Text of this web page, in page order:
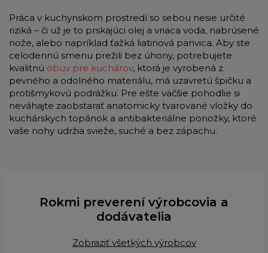
Práca v kuchynskom prostredí so sebou nesie určité
riziká – či už je to prskajúci olej a vriaca voda, nabrúsené
nože, alebo napríklad ťažká liatinová panvica. Aby ste
celodennú smenu prežili bez úhony, potrebujete
kvalitnú obuv pre kuchárov, ktorá je vyrobená z
pevného a odolného materiálu, má uzavretú špičku a
protišmykovú podrážku. Pre ešte väčšie pohodlie si
neváhajte zaobstarať anatomicky tvarované vložky do
kuchárskych topánok a antibakteriálne ponožky, ktoré
vaše nohy udržia svieže, suché a bez zápachu.
Rokmi preverení výrobcovia a
dodávatelia
Zobraziť všetkých výrobcov